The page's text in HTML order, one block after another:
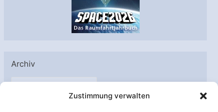
Zustimmung verwalten
Archiv
A